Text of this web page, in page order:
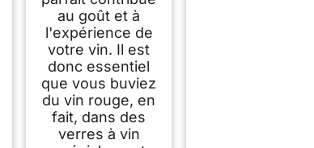
au goût et à
l'expérience de
votre vin. Il est
donc essentiel
que vous buviez
du vin rouge, en
fait, dans des
verres à vin